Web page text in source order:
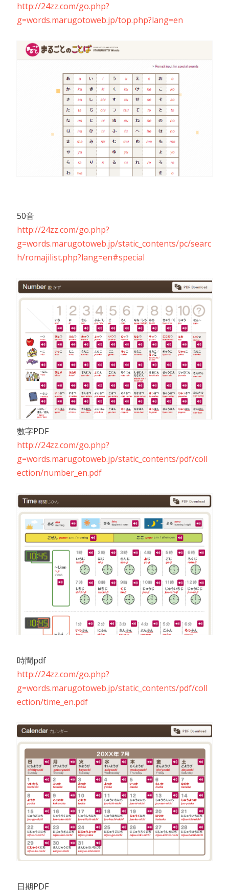
http://24zz.com/go.php?
g=words.marugotoweb.jp/top.php?lang=en
50音
http://24zz.com/go.php?
g=words.marugotoweb.jp/static_contents/pc/searc
h/romajilist.php?lang=en#special
數字PDF
http://24zz.com/go.php?
g=words.marugotoweb.jp/static_contents/pdf/coll
ection/number_en.pdf
時間pdf
http://24zz.com/go.php?
g=words.marugotoweb.jp/static_contents/pdf/coll
ection/time_en.pdf
日期PDF